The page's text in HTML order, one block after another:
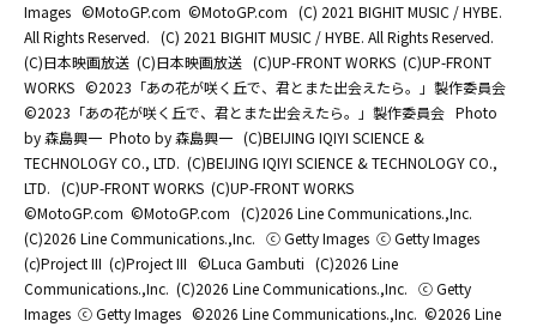
Images ©MotoGP.com ©MotoGP.com (C) 2021 BIGHIT MUSIC / HYBE.
All Rights Reserved. (C) 2021 BIGHIT MUSIC / HYBE. All Rights Reserved.
(C)日本映画放送 (C)日本映画放送 (C)UP-FRONT WORKS (C)UP-FRONT
WORKS ©2023「あの花が咲く丘で、君とまた出会えたら。」製作委員会
©2023「あの花が咲く丘で、君とまた出会えたら。」製作委員会 Photo
by 森島興一 Photo by 森島興一 (C)BEIJING IQIYI SCIENCE &
TECHNOLOGY CO., LTD. (C)BEIJING IQIYI SCIENCE & TECHNOLOGY CO.,
LTD. (C)UP-FRONT WORKS (C)UP-FRONT WORKS
©MotoGP.com ©MotoGP.com (C)2026 Line Communications.,Inc.
(C)2026 Line Communications.,Inc. ⓒ Getty Images ⓒ Getty Images
(c)Project III (c)Project III ©Luca Gambuti (C)2026 Line
Communications.,Inc. (C)2026 Line Communications.,Inc. ⓒ Getty
Images ⓒ Getty Images ©2026 Line Communications.,Inc. ©2026 Line